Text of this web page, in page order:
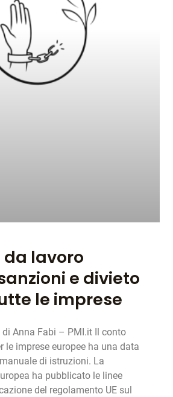
da lavoro
e divieto
le imprese
Anna Fabi – PMI.it Il conto
le imprese europee ha una data
di istruzioni. La
ha pubblicato le linee
del regolamento UE sul